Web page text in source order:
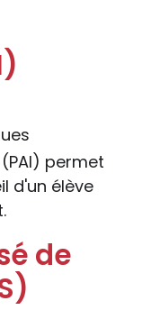
permet
d'un élève
de